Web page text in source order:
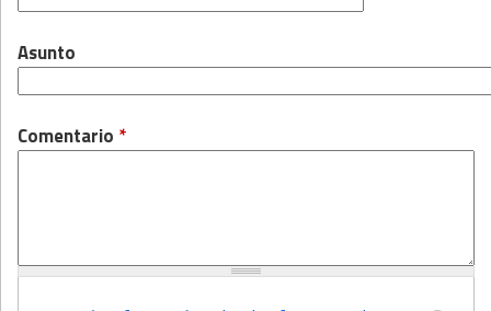
Asunto
Comentario *